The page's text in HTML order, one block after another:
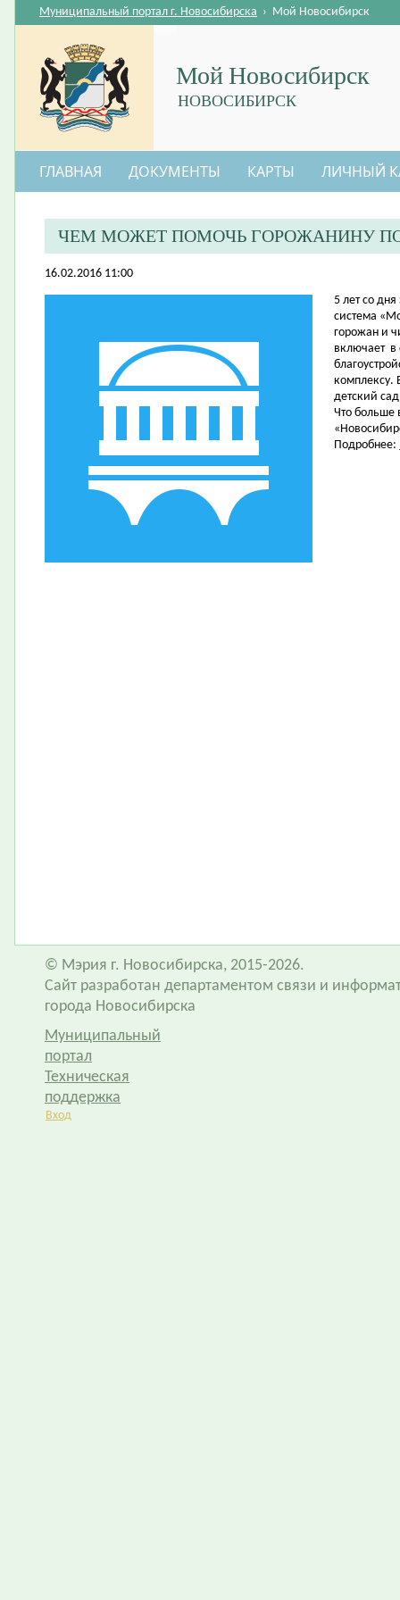
Мой Новосибирск
НОВОСИБИРСК
Муниципальный портал г. Новосибирска › Мой Новосибирск
ГЛАВНАЯ ДОКУМЕНТЫ КАРТЫ ЛИЧНЫЙ
ЧЕМ МОЖЕТ ПОМОЧЬ ГОРОЖАНИНУ
16.02.2016 11:00
5 лет со
система
горожан и
включает в
комплексу.
детский
Что больше
Подробнее:
© Мэрия г. Новосибирска, 2015-2026.
Сайт разработан департаментом связи и
города Новосибирска
Муниципальный
портал
Техническая
поддержка
Вход